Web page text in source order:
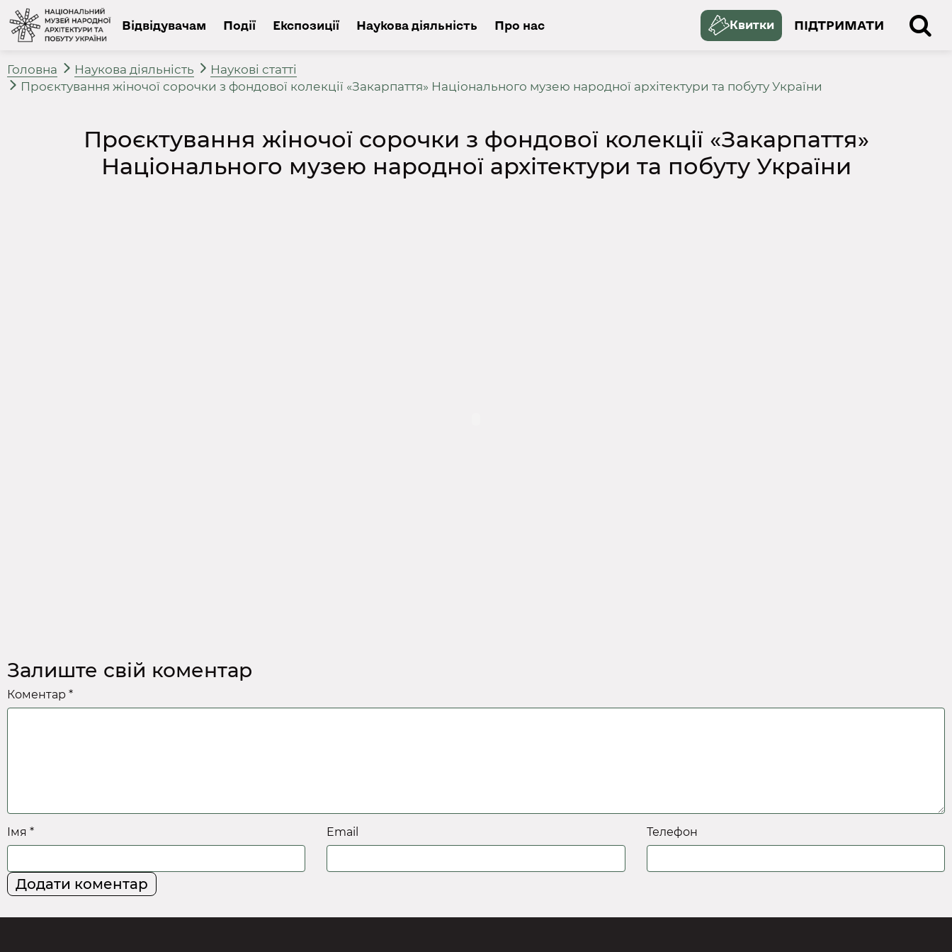
ПІДТРИМАТИ
Квитки
Відвідувачам Події Експозиції Наукова діяльність Про нас
Головна Наукова діяльність
Наукові статті
Проєктування жіночої сорочки з фондової колекції «Закарпаття» Національного музею народної архітектури та побуту України
Проєктування жіночої сорочки з фондової колекції «Закарпаття»
Національного музею народної архітектури та побуту України
Залиште свій коментар
Коментар *
Імя * Email Телефон
Додати коментар